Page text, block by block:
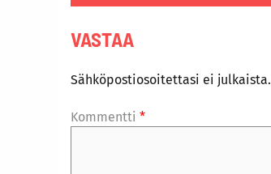
VASTAA
Sähköpostiosoitettasi ei julkaista.
Kommentti *